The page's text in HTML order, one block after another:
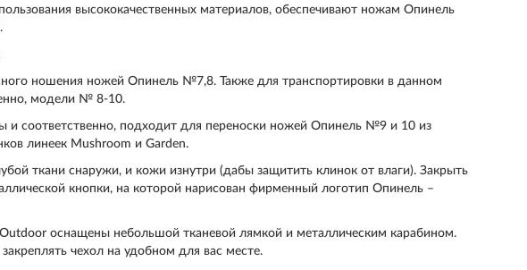
высококачественных материалов, обеспечивают ножам Опинель
ношения ножей Опинель №7,8. Также для транспортировки в данном
модели № 8-10.
и соответственно, подходит для переноски ножей Опинель №9 и 10 из
линеек Mushroom и Garden.
ткани снаружи, и кожи изнутри (дабы защитить клинок от влаги). Закрыть
кнопки, на которой нарисован фирменный логотип Опинель –
оснащены небольшой тканевой лямкой и металлическим карабином.
чехол на удобном для вас месте.